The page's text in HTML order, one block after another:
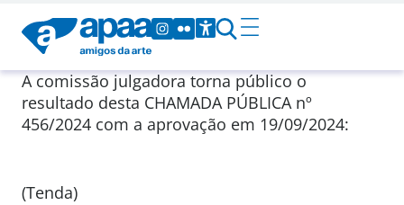
A comissão julgadora torna público o
resultado desta CHAMADA PÚBLICA nº
456/2024 com a aprovação em 19/09/2024:
(Tenda)